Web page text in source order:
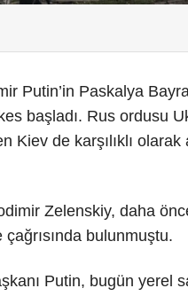
Putin’in Paskalya
başladı. Rus ordusu
Kiev de karşılıklı
Zelenskiy, daha
bulunmuştu.
Putin, bugün yerel